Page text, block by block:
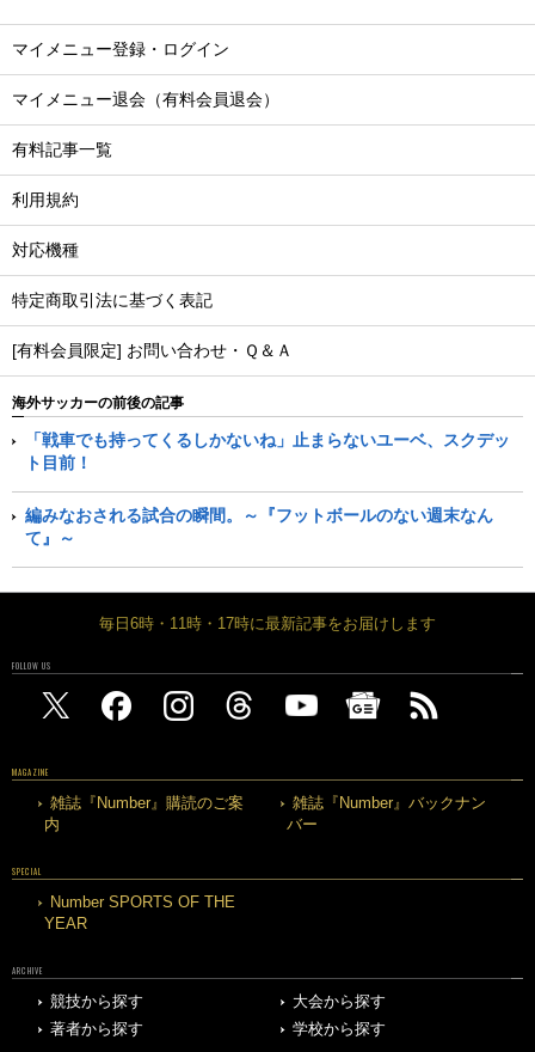
マイメニュー登録・ログイン
マイメニュー退会（有料会員退会）
有料記事一覧
利用規約
対応機種
特定商取引法に基づく表記
[有料会員限定] お問い合わせ・Ｑ＆Ａ
海外サッカーの前後の記事
「戦車でも持ってくるしかないね」止まらないユーベ、スクデッ
ト目前！
編みなおされる試合の瞬間。～『フットボールのない週末なん
て』～
毎日6時・11時・17時に最新記事をお届けします
FOLLOW US
MAGAZINE
雑誌『Number』購読のご案
内
雑誌『Number』バックナン
バー
SPECIAL
Number SPORTS OF THE
YEAR
ARCHIVE
競技から探す
大会から探す
著者から探す
学校から探す